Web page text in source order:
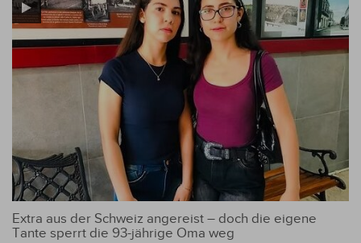
Extra aus der Schweiz angereist – doch die eigene
Tante sperrt die 93-jährige Oma weg